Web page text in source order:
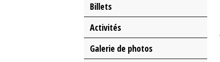
Billets
Activités
Galerie de photos